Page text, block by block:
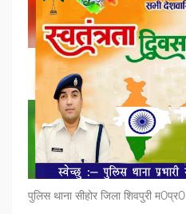
पुलिस थाना सीहोर जिला शिवपुरी म0प्र0